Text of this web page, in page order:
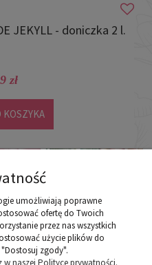
JEKYLL - doniczka 2 l.
zł
KOSZYKA
umożliwiają poprawne
ofertę do Twoich
przez nas wszystkich
użycie plików do
zgody".
w naszej Polityce prywatności.